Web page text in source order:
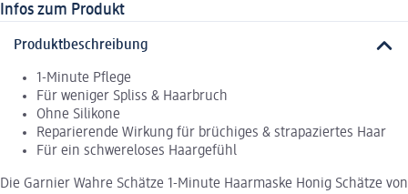
Infos zum Produkt
Produktbeschreibung
1-Minute Pflege
Für weniger Spliss & Haarbruch
Ohne Silikone
Reparierende Wirkung für brüchiges & strapaziertes Haar
Für ein schwereloses Haargefühl
Die Garnier Wahre Schätze 1-Minute Haarmaske Honig Schätze von